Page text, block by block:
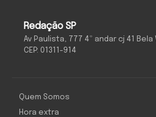
Redação SP
Av Paulista, 777 4º andar cj 41
CEP: 01311-914
Quem Somos
Hora extra